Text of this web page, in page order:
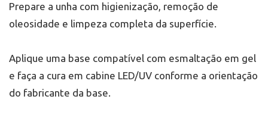
Prepare a unha com higienização, remoção de
oleosidade e limpeza completa da superfície.
Aplique uma base compatível com esmaltação em gel
e faça a cura em cabine LED/UV conforme a orientação
do fabricante da base.